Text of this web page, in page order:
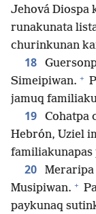
Jehová Diospa
runakunata
churinkunan
18
Simeipiwan. +
jamuq
19
Cohatpa
Hebrón, Uziel
familiakunapas
20
Musipiwan. +
paykunaq